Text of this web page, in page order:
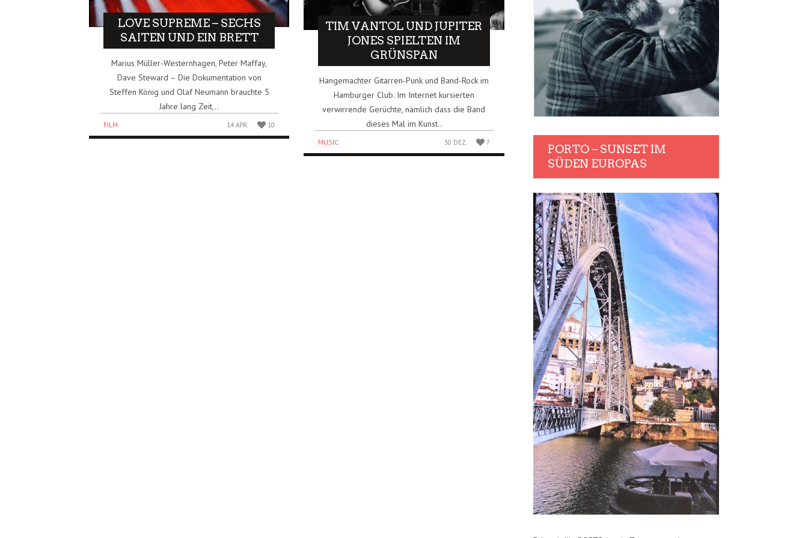
LOVE SUPREME – SECHS
SAITEN UND EIN BRETT
Marius Müller-Westernhagen, Peter Maffay,
Dave Steward – Die Dokumentation von
Steffen König und Olaf Neumann brauchte 5
Jahre lang Zeit,..
FILM 14 APR. 10
TIM VANTOL UND JUPITER
JONES SPIELTEN IM
GRÜNSPAN
Hangemachter Gitarren-Punk und Band-Rock im
Hamburger Club. Im Internet kursierten
verwirrende Gerüchte, nämlich dass die Band
dieses Mal im Kunst..
MUSIC 30 DEZ. 7
PORTO – SUNSET IM
SÜDEN EUROPAS